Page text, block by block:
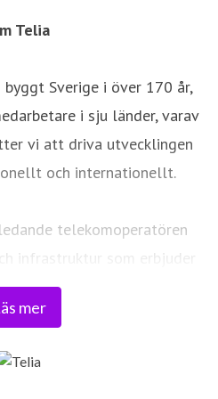
Telia
Sverige i över 170 år,
i sju länder, varav
vi att driva utvecklingen
och internationellt.
telekomoperatören
infrastruktur som erbjuder
uppkoppling – för hela
familjer till småföretag och
vardagen och är en del av
mer